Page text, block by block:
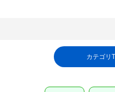
カテゴリ